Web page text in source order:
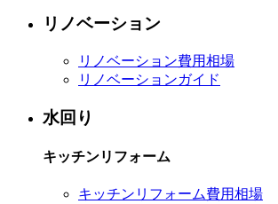
リノベーション
リノベーション費用相場
リノベーションガイド
水回り
キッチンリフォーム
キッチンリフォーム費用相場